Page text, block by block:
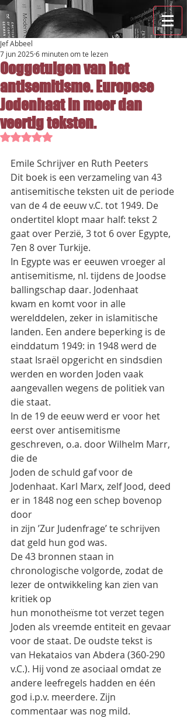
Ooggetuigen van het
antisemitisme. Europese
Jodenhaat in meer dan
veertig teksten.
Jef Abbeel
7 jun 2025 6 minuten om te lezen
Beoordeeld met NaN uit 5 sterren.
Emile Schrijver en Ruth Peeters
Dit boek is een verzameling van 43
antisemitische teksten uit de periode
van de 4 de eeuw v.C. tot 1949. De
ondertitel klopt maar half: tekst 2
gaat over Perzië, 3 tot 6 over Egypte,
7en 8 over Turkije.
In Egypte was er eeuwen vroeger al
antisemitisme, nl. tijdens de Joodse
ballingschap daar. Jodenhaat
kwam en komt voor in alle
werelddelen, zeker in islamitische
landen. Een andere beperking is de
einddatum 1949: in 1948 werd de
staat Israël opgericht en sindsdien
werden en worden Joden vaak
aangevallen wegens de politiek van
die staat.
In de 19 de eeuw werd er voor het
eerst over antisemitisme
geschreven, o.a. door Wilhelm Marr,
die de
Joden de schuld gaf voor de
Jodenhaat. Karl Marx, zelf Jood, deed
er in 1848 nog een schep bovenop
door
in zijn ’Zur Judenfrage’ te schrijven
dat geld hun god was.
De 43 bronnen staan in
chronologische volgorde, zodat de
lezer de ontwikkeling kan zien van
kritiek op
hun monotheïsme tot verzet tegen
Joden als vreemde entiteit en gevaar
voor de staat. De oudste tekst is
van Hekataios van Abdera (360-290
v.C.). Hij vond ze asociaal omdat ze
andere leefregels hadden en één
god i.p.v. meerdere. Zijn
commentaar was nog mild.